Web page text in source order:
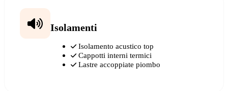
Isolamenti
Isolamento acustico top
Cappotti interni termici
Lastre accoppiate piombo